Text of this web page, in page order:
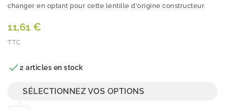
changer en optant pour cette lentille d'origine constructeur.
11,61 €
TTC
2 articles en stock
SÉLECTIONNEZ VOS OPTIONS